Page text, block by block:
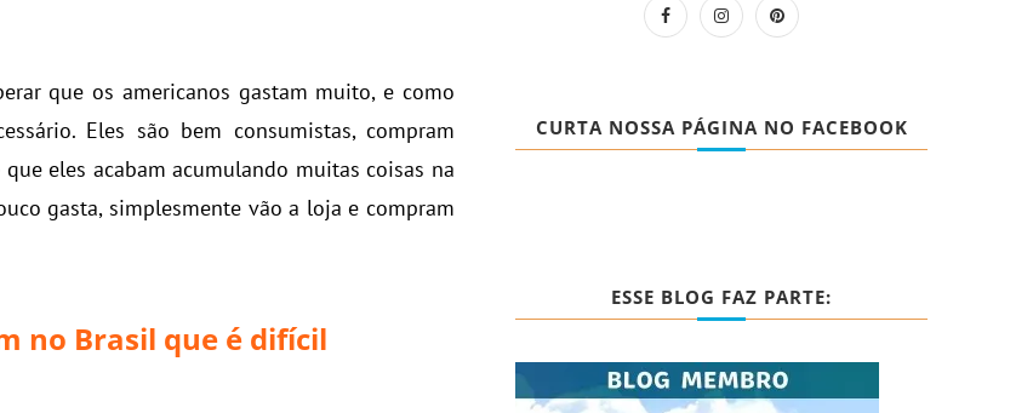
que os americanos gastam muito, e como
Eles são bem consumistas, compram
eles acabam acumulando muitas coisas na
gasta, simplesmente vão a loja e compram
no Brasil que é difícil
CURTA NOSSA PÁGINA NO FACEBOOK
ESSE BLOG FAZ PARTE: